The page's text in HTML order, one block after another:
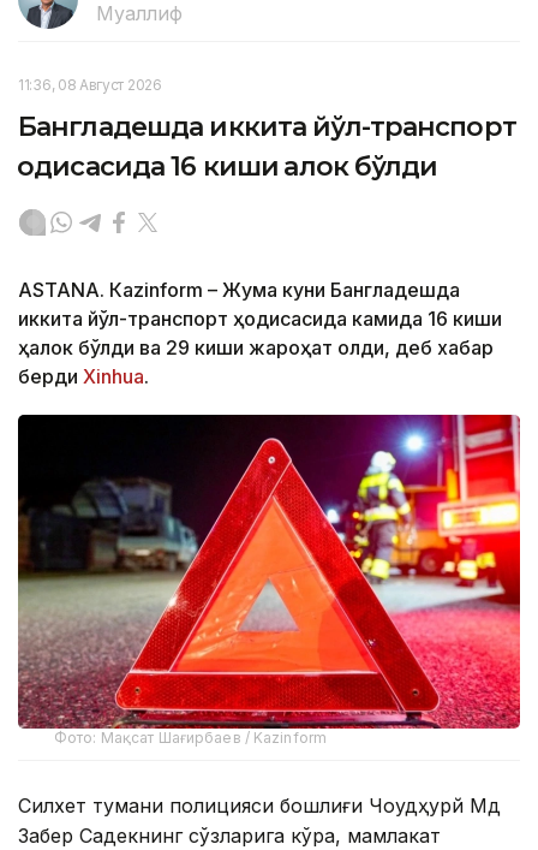
Муаллиф
11:36, 08 Август 2026
Бангладешда иккита йўл-транспорт
ҳодисасида 16 киши ҳалок бўлди
ASTANА. Кazinform – Жума куни Бангладешда
иккита йўл-транспорт ҳодисасида камида 16 киши
ҳалок бўлди ва 29 киши жароҳат олди, деб хабар
берди Xinhua.
Фото: Мақсат Шағирбаев / Kazinform
Силхет тумани полицияси бошлиғи Чоудҳурй Мд
Забер Садекнинг сўзларига кўра, мамлакат